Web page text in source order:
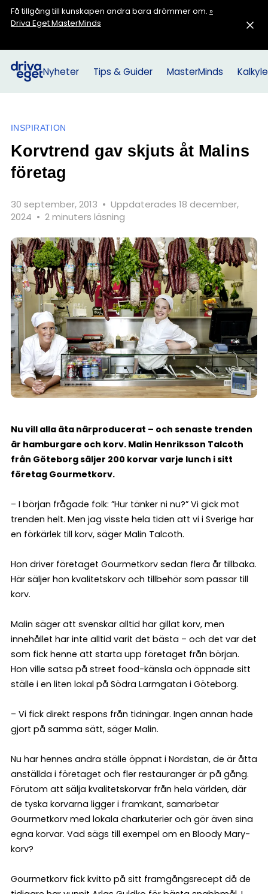
Få tillgång till kunskapen andra bara drömmer om. »
Driva Eget MasterMinds
Nyheter Tips & Guider MasterMinds
INSPIRATION
Korvtrend gav skjuts åt Malins
företag
30 september, 2013 • Uppdaterades 18 december,
2024 • 2 minuters läsning
Nu vill alla äta närproducerat – och senaste trenden
är hamburgare och korv. Malin Henriksson Talcoth
från Göteborg säljer 200 korvar varje lunch i sitt
företag Gourmetkorv.
– I början frågade folk: ”Hur tänker ni nu?” Vi gick mot
trenden helt. Men jag visste hela tiden att vi i Sverige har
en förkärlek till korv, säger Malin Talcoth.
Hon driver företaget Gourmetkorv sedan flera år tillbaka.
Här säljer hon kvalitetskorv och tillbehör som passar till
korv.
Malin säger att svenskar alltid har gillat korv, men
innehållet har inte alltid varit det bästa – och det var det
som fick henne att starta upp företaget från början.
Hon ville satsa på street food-känsla och öppnade sitt
ställe i en liten lokal på Södra Larmgatan i Göteborg.
– Vi fick direkt respons från tidningar. Ingen annan hade
gjort på samma sätt, säger Malin.
Nu har hennes andra ställe öppnat i Nordstan, de är åtta
anställda i företaget och fler restauranger är på gång.
Förutom att sälja kvalitetskorvar från hela världen, där
de tyska korvarna ligger i framkant, samarbetar
Gourmetkorv med lokala charkuterier och gör även sina
egna korvar. Vad sägs till exempel om en Bloody Mary-
korv?
Gourmetkorv fick kvitto på sitt framgångsrecept då de